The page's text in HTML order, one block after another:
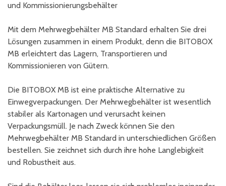
und Kommissionierungsbehälter
Mit dem Mehrwegbehälter MB Standard erhalten Sie drei
Lösungen zusammen in einem Produkt, denn die BITOBOX
MB erleichtert das Lagern, Transportieren und
Kommissionieren von Gütern.
Die BITOBOX MB ist eine praktische Alternative zu
Einwegverpackungen. Der Mehrwegbehälter ist wesentlich
stabiler als Kartonagen und verursacht keinen
Verpackungsmüll. Je nach Zweck können Sie den
Mehrwegbehälter MB Standard in unterschiedlichen Größen
bestellen. Sie zeichnet sich durch ihre hohe Langlebigkeit
und Robustheit aus.